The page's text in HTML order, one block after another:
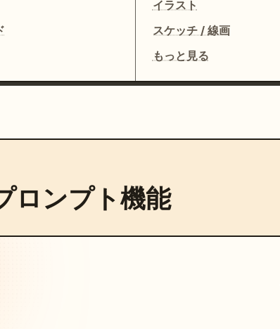
イラスト
スケッチ / 線画
もっと見る
ロンプト機能